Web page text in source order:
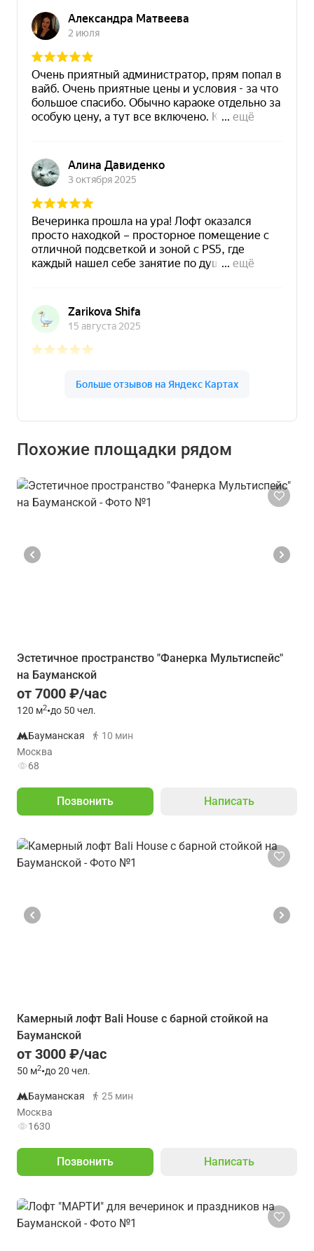
Похожие площадки рядом
Эстетичное пространство "Фанерка Мультиспейс"
на Бауманской
от 7000 ₽/час
120 м2•до 50 чел.
Бауманская
10 мин
Москва
68
Позвонить Написать
Камерный лофт Bali House с барной стойкой на
Бауманской
от 3000 ₽/час
50 м2•до 20 чел.
Бауманская
25 мин
Москва
1630
Позвонить Написать